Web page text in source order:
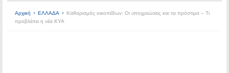
Αρχική ΕΛΛΑΔΑ
Καθαρισμός οικοπέδων: Οι υποχρεώσεις και τα πρόστιμα – Τι
προβλέπει η νέα ΚΥΑ